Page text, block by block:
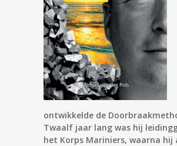
ontwikkelde de
Twaalf jaar lang was hij
het Korps Mariniers, waarna hij